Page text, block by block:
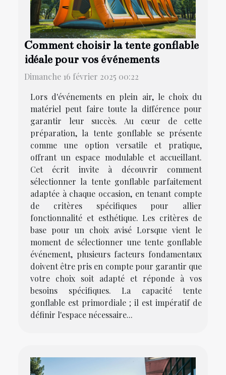
Comment choisir la tente gonflable
idéale pour vos événements
Dimanche 16 février 2025 00:22
Lors d'événements en plein air, le choix du
matériel peut faire toute la différence pour
garantir leur succès. Au cœur de cette
préparation, la tente gonflable se présente
comme une option versatile et pratique,
offrant un espace modulable et accueillant.
Cet écrit invite à découvrir comment
sélectionner la tente gonflable parfaitement
adaptée à chaque occasion, en tenant compte
de critères spécifiques pour allier
fonctionnalité et esthétique. Les critères de
base pour un choix avisé Lorsque vient le
moment de sélectionner une tente gonflable
événement, plusieurs facteurs fondamentaux
doivent être pris en compte pour garantir que
votre choix soit adapté et réponde à vos
besoins spécifiques. La capacité tente
gonflable est primordiale ; il est impératif de
définir l'espace nécessaire...